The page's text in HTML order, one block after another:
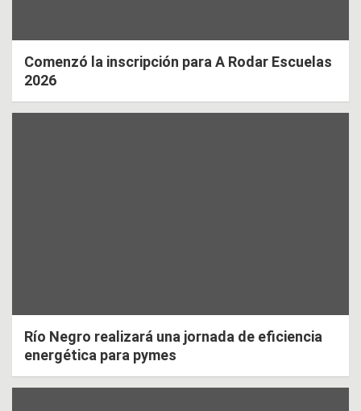
Comenzó la inscripción para A Rodar Escuelas
2026
Río Negro realizará una jornada de eficiencia
energética para pymes